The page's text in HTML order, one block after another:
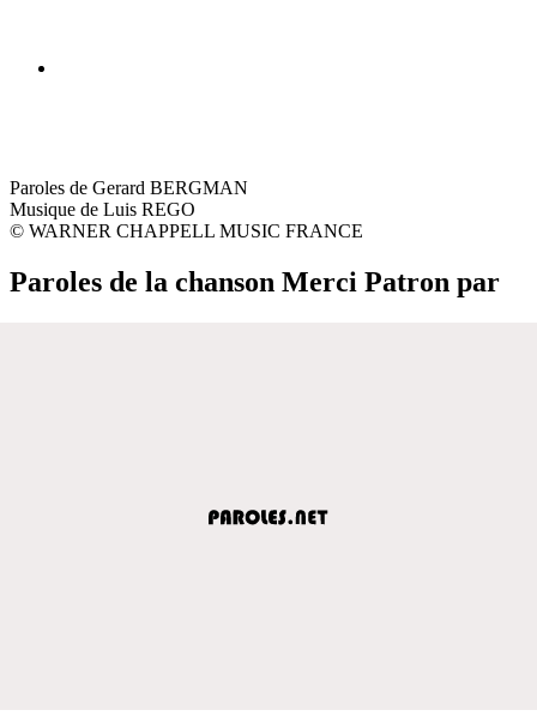
Paroles de Gerard BERGMAN
Musique de Luis REGO
© WARNER CHAPPELL MUSIC FRANCE
Paroles de la chanson Merci Patron par